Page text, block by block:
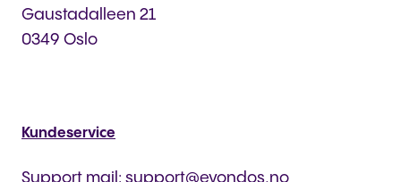
Gaustadalleen 21
0349 Oslo
Kundeservice
Support mail: support@evondos.no